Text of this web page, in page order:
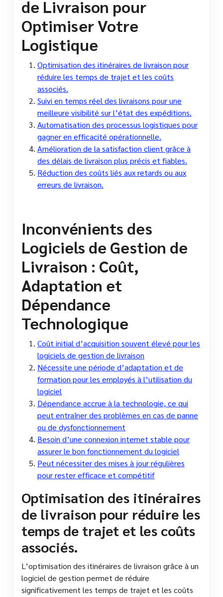
de Livraison pour
Optimiser Votre
Logistique
Optimisation des itinéraires de livraison pour
réduire les temps de trajet et les coûts
associés.
Suivi en temps réel des livraisons pour une
meilleure visibilité sur l’état des expéditions.
Automatisation des processus logistiques pour
gagner en efficacité opérationnelle.
Amélioration de la satisfaction client grâce à
des délais de livraison plus précis et fiables.
Réduction des coûts liés aux retards ou aux
erreurs de livraison.
Inconvénients des
Logiciels de Gestion de
Livraison : Coût,
Adaptation et
Dépendance
Technologique
Coût initial d’acquisition souvent élevé pour les
logiciels de gestion de livraison
Nécessite une période d’adaptation et de
formation pour les employés à l’utilisation du
logiciel
Dépendance accrue à la technologie, ce qui
peut entraîner des problèmes en cas de panne
ou de dysfonctionnement
Besoin d’une connexion internet stable pour
assurer le bon fonctionnement du logiciel
Peut nécessiter des mises à jour régulières
pour rester efficace et compétitif
Optimisation des itinéraires
de livraison pour réduire les
temps de trajet et les coûts
associés.
L’optimisation des itinéraires de livraison grâce à un
logiciel de gestion permet de réduire
significativement les temps de trajet et les coûts